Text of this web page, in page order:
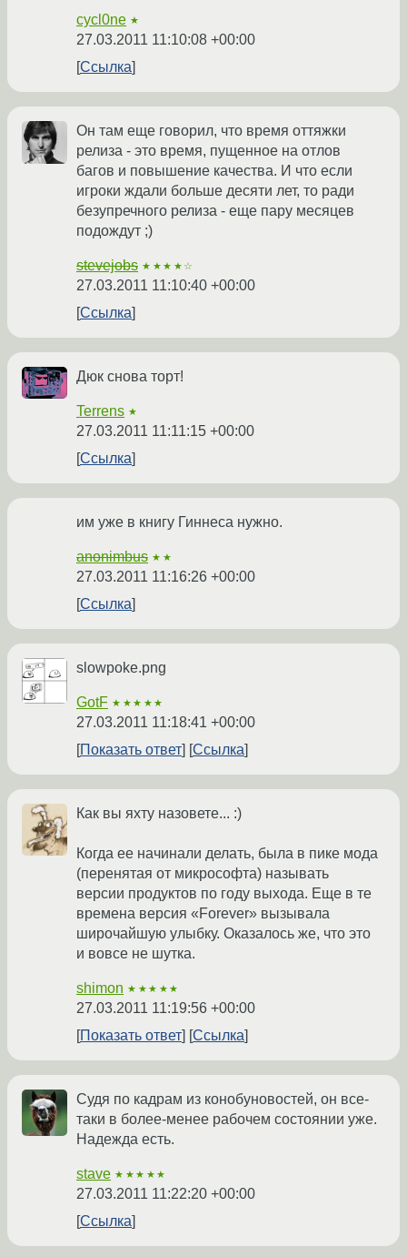
cycl0ne ★
27.03.2011 11:10:08 +00:00
Ссылка
Он там еще говорил, что время оттяжки
релиза - это время, пущенное на отлов
багов и повышение качества. И что если
игроки ждали больше десяти лет, то ради
безупречного релиза - еще пару месяцев
подождут ;)
stevejobs ★★★★☆
27.03.2011 11:10:40 +00:00
Ссылка
Дюк снова торт!
Terrens ★
27.03.2011 11:11:15 +00:00
Ссылка
им уже в книгу Гиннеса нужно.
anonimbus ★★
27.03.2011 11:16:26 +00:00
Ссылка
slowpoke.png
GotF ★★★★★
27.03.2011 11:18:41 +00:00
Показать ответ
Ссылка
Как вы яхту назовете... :)
Когда ее начинали делать, была в пике мода
(перенятая от микрософта) называть
версии продуктов по году выхода. Еще в те
времена версия «Forever» вызывала
широчайшую улыбку. Оказалось же, что это
и вовсе не шутка.
shimon ★★★★★
27.03.2011 11:19:56 +00:00
Показать ответ
Ссылка
Судя по кадрам из конобуновостей, он все-
таки в более-менее рабочем состоянии уже.
Надежда есть.
stave ★★★★★
27.03.2011 11:22:20 +00:00
Ссылка